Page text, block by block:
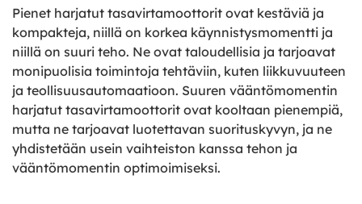
Pienet harjatut tasavirtamoottorit ovat kestäviä ja
kompakteja, niillä on korkea käynnistysmomentti ja
niillä on suuri teho. Ne ovat taloudellisia ja tarjoavat
monipuolisia toimintoja tehtäviin, kuten liikkuvuuteen
ja teollisuusautomaatioon. Suuren vääntömomentin
harjatut tasavirtamoottorit ovat kooltaan pienempiä,
mutta ne tarjoavat luotettavan suorituskyvyn, ja ne
yhdistetään usein vaihteiston kanssa tehon ja
vääntömomentin optimoimiseksi.